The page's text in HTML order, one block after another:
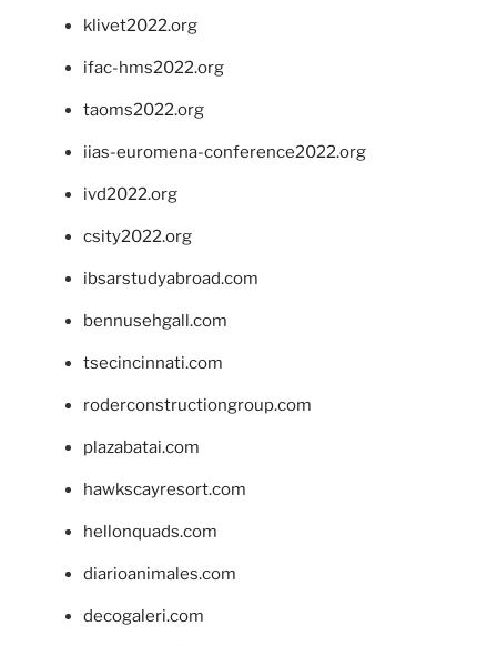
klivet2022.org
ifac-hms2022.org
taoms2022.org
iias-euromena-conference2022.org
ivd2022.org
csity2022.org
ibsarstudyabroad.com
bennusehgall.com
tsecincinnati.com
roderconstructiongroup.com
plazabatai.com
hawkscayresort.com
hellonquads.com
diarioanimales.com
decogaleri.com